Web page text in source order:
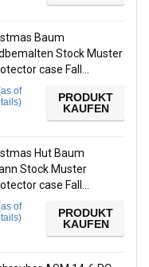
Baum
Stock Muster
case Fall…
of
)
PRODUKT
KAUFEN
Hut Baum
Stock Muster
case Fall…
of
)
PRODUKT
KAUFEN